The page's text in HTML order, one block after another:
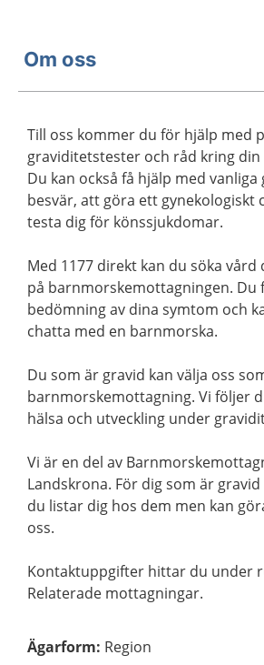
Om oss
Till oss kommer du för hjälp med
graviditetstester och råd kring din
Du kan också få hjälp med vanliga
besvär, att göra ett gynekologiskt
testa dig för könssjukdomar.
Med 1177 direkt kan du söka vård
på barnmorskemottagningen. Du
bedömning av dina symtom och
chatta med en barnmorska.
Du som är gravid kan välja oss
barnmorskemottagning. Vi följer
hälsa och utveckling under
Vi är en del av
Landskrona. För dig som är
du listar dig hos dem men kan
oss.
Kontaktuppgifter hittar du under
Relaterade mottagningar.
Ägarform: Region